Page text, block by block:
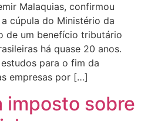
Malaquias, confirmou
cúpula do Ministério da
de um benefício tributário
há quase 20 anos.
para o fim da
empresas por […]
imposto sobre